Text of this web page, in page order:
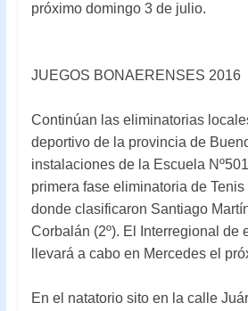
próximo domingo 3 de julio.
JUEGOS BONAERENSES 2016
Continúan las eliminatorias
deportivo de la provincia de
instalaciones de la Escuela
primera fase eliminatoria de Tenis
donde clasificaron Santiago
Corbalán (2º). El Interregional de
llevará a cabo en Mercedes el
En el natatorio sito en la calle